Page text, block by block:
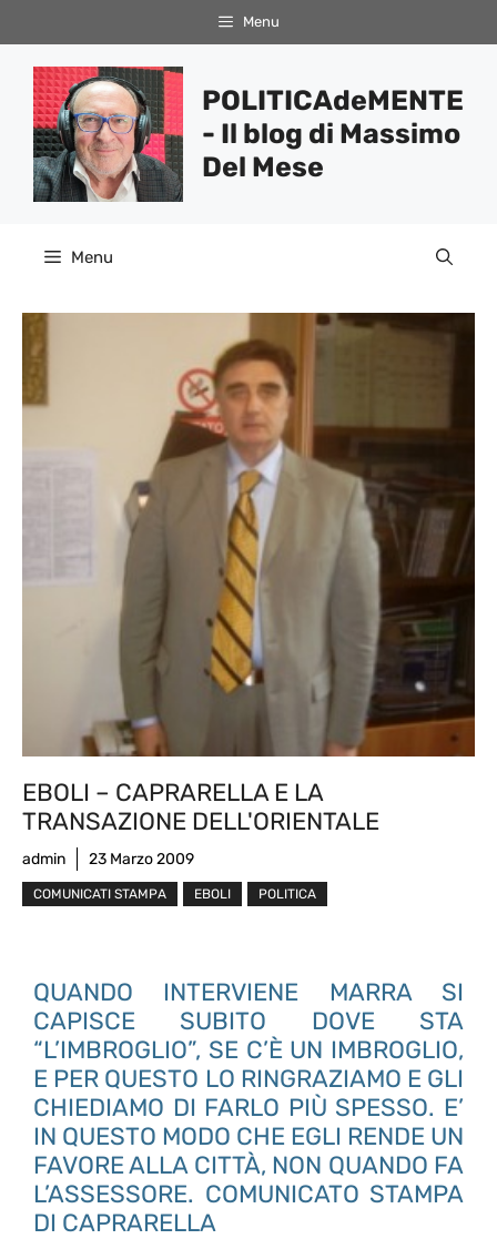
al
contenuto
Menu
POLITICAdeMENTE
- Il blog di Massimo
Del Mese
Menu
EBOLI – CAPRARELLA E LA
TRANSAZIONE DELL'ORIENTALE
admin 23 Marzo 2009
COMUNICATI STAMPA EBOLI POLITICA
QUANDO INTERVIENE MARRA SI
CAPISCE SUBITO DOVE STA
“L’IMBROGLIO”, SE C’È UN IMBROGLIO,
E PER QUESTO LO RINGRAZIAMO E GLI
CHIEDIAMO DI FARLO PIÙ SPESSO. E’
IN QUESTO MODO CHE EGLI RENDE UN
FAVORE ALLA CITTÀ, NON QUANDO FA
L’ASSESSORE. COMUNICATO STAMPA
DI CAPRARELLA